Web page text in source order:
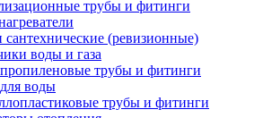
трубы и фитинги
(ревизионные)
воды и газа
трубы и фитинги
воды
трубы и фитинги